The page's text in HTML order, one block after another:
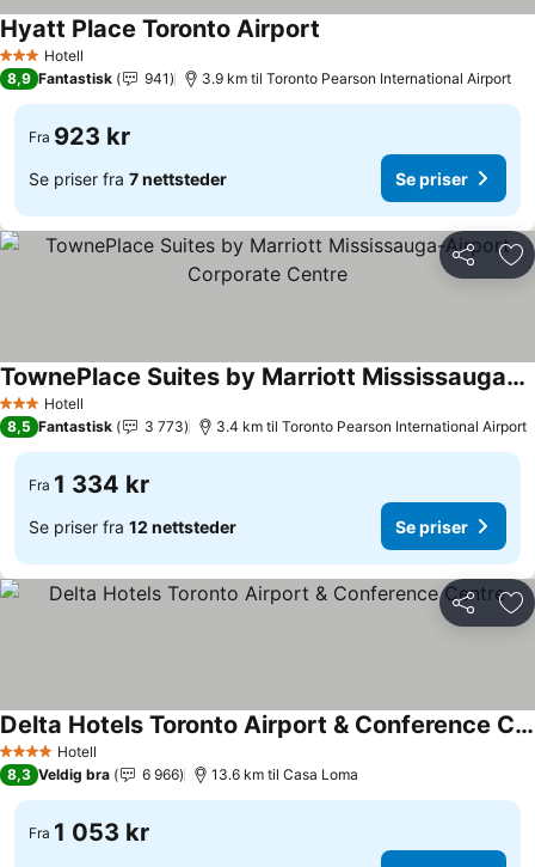
3 StjernerHotell
Hyatt Place Toronto Airport
8,9 Fantastisk 941 3.9 km til Toronto Pearson International Airport
Fra 923 kr
Se priser fra 7 nettsteder Se priser
Del
3 StjernerHotell
TownePlace Suites by Marriott Mississauga-Airport Corporate Centre
8,5 Fantastisk 3 773 3.4 km til Toronto Pearson International Airport
Fra 1 334 kr
Se priser fra 12 nettsteder Se priser
Del
4 StjernerHotell
Delta Hotels Toronto Airport & Conference Centre
8,3 Veldig bra 6 966 13.6 km til Casa Loma
Fra 1 053 kr